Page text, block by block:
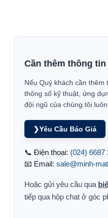
Cần thêm thông
Nếu Quý khách cần thêm
thông số kỹ thuật, ứng
đội ngũ của chúng tôi
❯Yêu Cầu Báo Giá
📞 Điện thoại: (024) 6687
📧 Email: sale@minh-
Hoặc gửi yêu cầu qua
tiếp qua hộp chat ở góc